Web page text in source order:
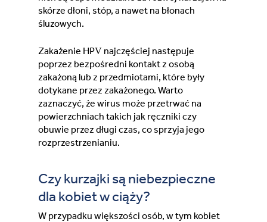
skórze dłoni, stóp, a nawet na błonach
śluzowych.
Zakażenie HPV najczęściej następuje
poprzez bezpośredni kontakt z osobą
zakażoną lub z przedmiotami, które były
dotykane przez zakażonego. Warto
zaznaczyć, że wirus może przetrwać na
powierzchniach takich jak ręczniki czy
obuwie przez długi czas, co sprzyja jego
rozprzestrzenianiu.
Czy kurzajki są niebezpieczne
dla kobiet w ciąży?
W przypadku większości osób, w tym kobiet
Serbia (Serbian)
Slovenia (Slovene)
Spain (Spanish)
Sweden (Swedish)
Switzerland (Deutsch)
Switzerland (French)